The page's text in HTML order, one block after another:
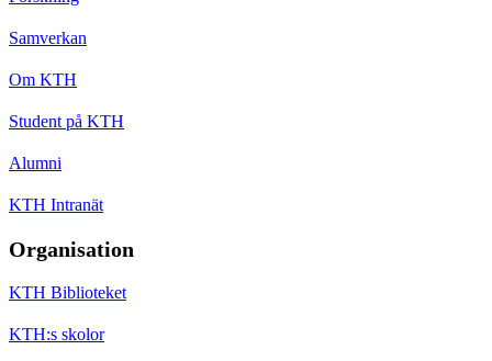
Samverkan
Om KTH
Student på KTH
Alumni
KTH Intranät
Organisation
KTH Biblioteket
KTH:s skolor